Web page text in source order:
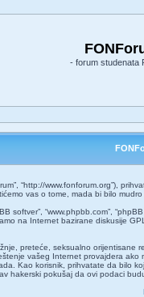
- forum studenata
“http://www.fonforum.org”),
vas o tome, mada bi bilo
softver”, “www.phpbb.com”,
na Internet bazirane diskusije
preteće, seksualno orijentisane
vašeg Internet provajdera
Kao korisnik, prihvatate da bilo
hakerski pokušaj da ovi podaci